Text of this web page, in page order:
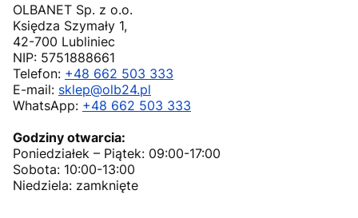
OLBANET Sp. z o.o.
Księdza Szymały 1,
42-700 Lubliniec
NIP: 5751888661
Telefon: +48 662 503 333
E-mail: sklep@olb24.pl
WhatsApp: +48 662 503 333
Godziny otwarcia:
Poniedziałek – Piątek: 09:00-17:00
Sobota: 10:00-13:00
Niedziela: zamknięte